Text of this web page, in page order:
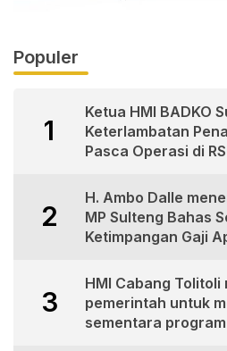
Populer
1
Ketua HMI BADKO
Keterlambatan
Pasca Operasi di
2
H. Ambo Dalle
MP Sulteng Bahas
Ketimpangan Gaji
3
HMI Cabang Tolitoli
pemerintah untuk
sementara program